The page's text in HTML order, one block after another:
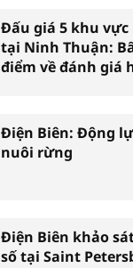
Đấu giá 5 khu
tại Ninh Thuận:
điểm về đánh giá
Điện Biên: Động
nuôi rừng
Điện Biên khảo
số tại Saint